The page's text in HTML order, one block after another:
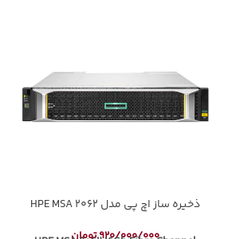
ذخیره ساز اچ پی مدل HPE MSA 2062